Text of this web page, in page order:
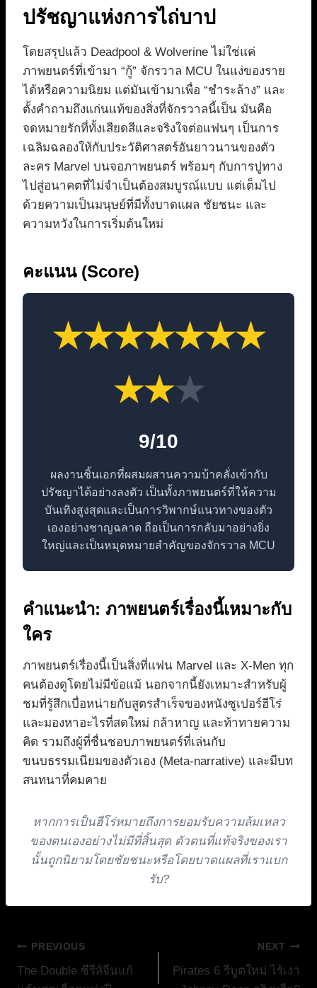
ปรัชญาแห่งการไถ่บาป
โดยสรุปแล้ว Deadpool & Wolverine ไม่ใช่แค่
ภาพยนตร์ที่เข้ามา “กู้” จักรวาล MCU ในแง่ของราย
ได้หรือความนิยม แต่มันเข้ามาเพื่อ “ชำระล้าง” และ
ตั้งคำถามถึงแก่นแท้ของสิ่งที่จักรวาลนี้เป็น มันคือ
จดหมายรักที่ทั้งเสียดสีและจริงใจต่อแฟนๆ เป็นการ
เฉลิมฉลองให้กับประวัติศาสตร์อันยาวนานของตัว
ละคร Marvel บนจอภาพยนตร์ พร้อมๆ กับการปูทาง
ไปสู่อนาคตที่ไม่จำเป็นต้องสมบูรณ์แบบ แต่เต็มไป
ด้วยความเป็นมนุษย์ที่มีทั้งบาดแผล ชัยชนะ และ
ความหวังในการเริ่มต้นใหม่
คะแนน (Score)
★★★★★★★
★★★
9/10
ผลงานชิ้นเอกที่ผสมผสานความบ้าคลั่งเข้ากับ
ปรัชญาได้อย่างลงตัว เป็นทั้งภาพยนตร์ที่ให้ความ
บันเทิงสูงสุดและเป็นการวิพากษ์แนวทางของตัว
เองอย่างชาญฉลาด ถือเป็นการกลับมาอย่างยิ่ง
ใหญ่และเป็นหมุดหมายสำคัญของจักรวาล MCU
คำแนะนำ: ภาพยนตร์เรื่องนี้เหมาะกับ
ใคร
ภาพยนตร์เรื่องนี้เป็นสิ่งที่แฟน Marvel และ X-Men ทุก
คนต้องดูโดยไม่มีข้อแม้ นอกจากนี้ยังเหมาะสำหรับผู้
ชมที่รู้สึกเบื่อหน่ายกับสูตรสำเร็จของหนังซูเปอร์ฮีโร่
และมองหาอะไรที่สดใหม่ กล้าหาญ และท้าทายความ
คิด รวมถึงผู้ที่ชื่นชอบภาพยนตร์ที่เล่นกับ
ขนบธรรมเนียมของตัวเอง (Meta-narrative) และมีบท
สนทนาที่คมคาย
หากการเป็นฮีโร่หมายถึงการยอมรับความล้มเหลว
ของตนเองอย่างไม่มีที่สิ้นสุด ตัวตนที่แท้จริงของเรา
นั้นถูกนิยามโดยชัยชนะหรือโดยบาดแผลที่เราแบก
รับ?
แนะแนว
เรื่อง
PREVIOUS
The Double ซีรีส์จีนแก้
NEXT
Pirates 6 รีบูตใหม่ ไร้เงา